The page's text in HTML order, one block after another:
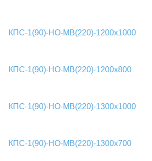
КПС-1(90)-НО-МВ(220)-1200х1000
КПС-1(90)-НО-МВ(220)-1200х800
КПС-1(90)-НО-МВ(220)-1300х1000
КПС-1(90)-НО-МВ(220)-1300х700